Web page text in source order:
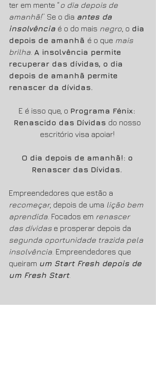
ter em mente “o dia depois de
amanhã!” Se o dia antes da
insolvência é o do mais negro , o dia
depois de amanhã é o que mais
brilha A insolvência permite
recuperar das dívidas, o dia
depois de amanhã permite
renascer da dívidas.
E é isso que, o Programa Fénix:
Renascido das Dívidas do nosso
escritório visa apoiar!
O dia depois de amanhã!: o
Renascer das Dívidas.
Empreendedores que estão a
recomeçar, depois de uma lição bem
aprendida . Focados em renascer
das dívidas e prosperar depois da
segunda oportunidade trazida pela
insolvência . Empreendedores que
queiram um Start Fresh depois de
um Fresh Start.